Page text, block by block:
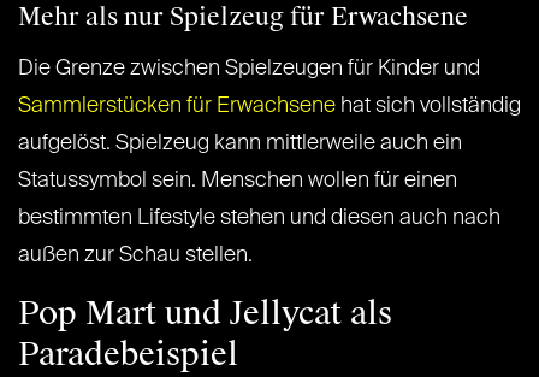
Mehr als nur Spielzeug für Erwachsene
Die Grenze zwischen Spielzeugen für Kinder und
Sammlerstücken für Erwachsene hat sich vollständig
aufgelöst. Spielzeug kann mittlerweile auch ein
Statussymbol sein. Menschen wollen für einen
bestimmten Lifestyle stehen und diesen auch nach
außen zur Schau stellen.
Pop Mart und Jellycat als
Paradebeispiel